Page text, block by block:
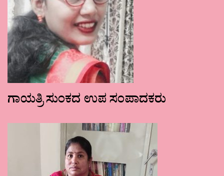
ಗಾಯತ್ರಿ ಸುಂಕದ ಉಪ ಸಂಪಾದಕರು